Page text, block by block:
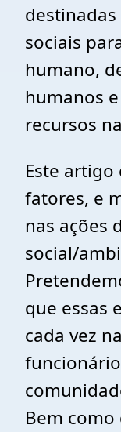
sociais
humano,
humanos
recursos
Este artigo
fatores, e
nas ações
social/
que essas
cada vez
Bem